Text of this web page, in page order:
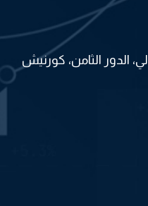
الدور الثامن، كورنيش